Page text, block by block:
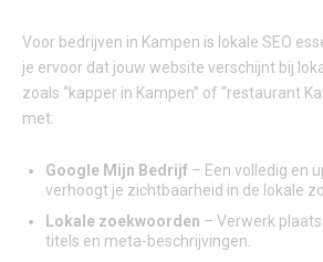
Voor bedrijven in Kampen is lokale SEO
je ervoor dat jouw website verschijnt bij
zoals “kapper in Kampen” of “restaurant
met:
Google Mijn Bedrijf – Een volledig en
verhoogt je zichtbaarheid in de lokale
Lokale zoekwoorden – Verwerk
titels en meta-beschrijvingen.